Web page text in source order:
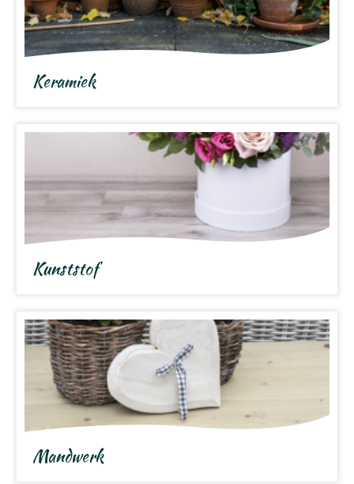
Keramiek
Kunststof
Mandwerk